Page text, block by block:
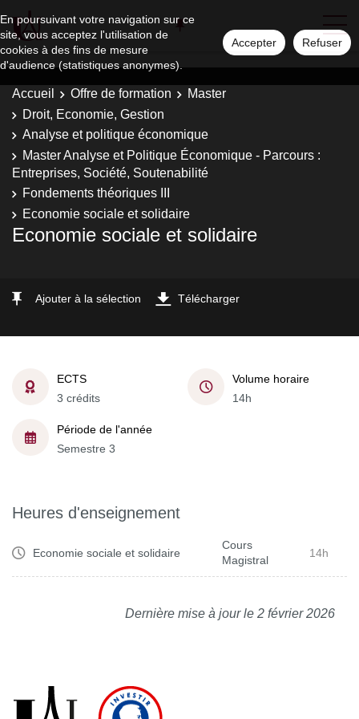
En poursuivant votre navigation sur ce
site, vous acceptez l'utilisation de
cookies à des fins de mesure
d'audience (statistiques anonymes).
Accepter Refuser
Accueil Offre de formation
Master
Droit, Economie, Gestion
Analyse et politique économique
Master Analyse et Politique Économique - Parcours :
Entreprises, Société, Soutenabilité
Fondements théoriques III
Economie sociale et solidaire
Economie sociale et solidaire
Ajouter à la sélection Télécharger
ECTS
3 crédits
Volume horaire
14h
Période de l'année
Semestre 3
Heures d'enseignement
Economie sociale et solidaire
Cours
Magistral
14h
Dernière mise à jour le 2 février 2026